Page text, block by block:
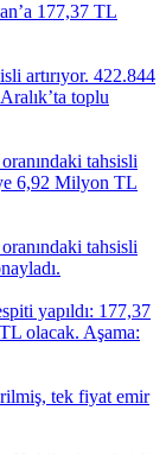
177,37 TL
artırıyor. 422.844
toplu
tahsisli
6,92 Milyon TL
tahsisli
yapıldı: 177,37
olacak. Aşama:
tek fiyat emir